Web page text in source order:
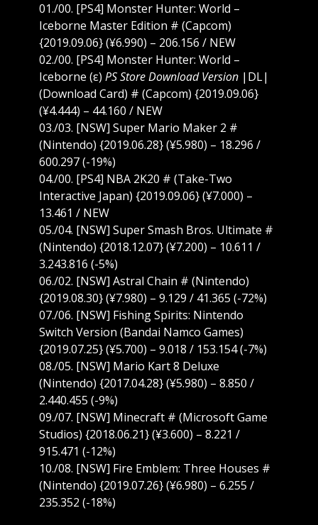
01./00. [PS4] Monster Hunter: World –
Iceborne Master Edition # (Capcom)
{2019.09.06} (¥6.990) – 206.156 / NEW
02./00. [PS4] Monster Hunter: World –
Iceborne (ε) PS Store Download Version|DL|
(Download Card) # (Capcom) {2019.09.06}
(¥4.444) – 44.160 / NEW
03./03. [NSW] Super Mario Maker 2 #
(Nintendo) {2019.06.28} (¥5.980) – 18.296 /
600.297 (-19%)
04./00. [PS4] NBA 2K20 # (Take-Two
Interactive Japan) {2019.09.06} (¥7.000) –
13.461 / NEW
05./04. [NSW] Super Smash Bros. Ultimate #
(Nintendo) {2018.12.07} (¥7.200) – 10.611 /
3.243.816 (-5%)
06./02. [NSW] Astral Chain # (Nintendo)
{2019.08.30} (¥7.980) – 9.129 / 41.365 (-72%)
07./06. [NSW] Fishing Spirits: Nintendo
Switch Version (Bandai Namco Games)
{2019.07.25} (¥5.700) – 9.018 / 153.154 (-7%)
08./05. [NSW] Mario Kart 8 Deluxe
(Nintendo) {2017.04.28} (¥5.980) – 8.850 /
2.440.455 (-9%)
09./07. [NSW] Minecraft # (Microsoft Game
Studios) {2018.06.21} (¥3.600) – 8.221 /
915.471 (-12%)
10./08. [NSW] Fire Emblem: Three Houses #
(Nintendo) {2019.07.26} (¥6.980) – 6.255 /
235.352 (-18%)